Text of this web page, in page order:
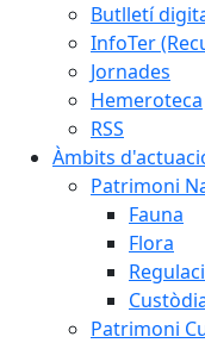
Butlletí
InfoTer
Jornades
Hemeroteca
RSS
Àmbits
Patrimoni
Fauna
Flora
Patrimoni